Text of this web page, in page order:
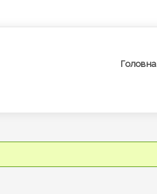
Головна